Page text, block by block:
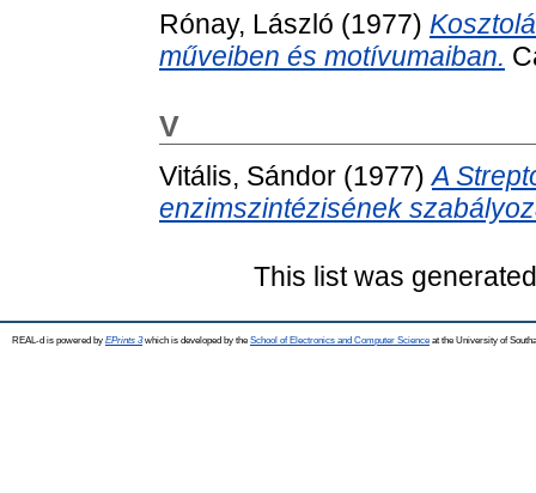
Rónay, László (1977)
műveiben és motívumaiban.
V
Vitális, Sándor (1977)A
enzimszintézisének
This list was
REAL-d is powered by EPrints 3which is developed by the School of Electronics and Computer Science at the University of